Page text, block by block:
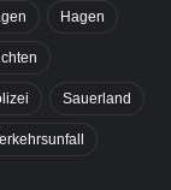
Hagen
Sauerland